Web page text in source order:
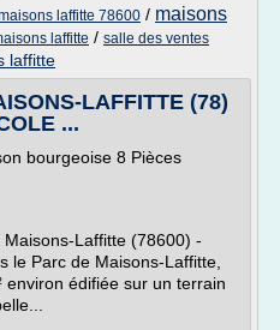
laffitte 78600 / maisons
laffitte / salle des ventes
laffitte
LAFFITTE (78)
...
bourgeoise 8 Pièces
Laffitte (78600) -
le Parc de Maisons-Laffitte,
environ édifiée sur un terrain